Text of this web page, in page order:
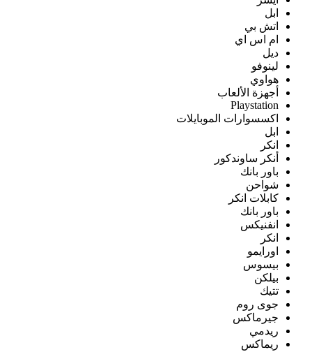
ابل
اتش بي
ام اس اي
ديل
لينوفو
هواوي
أجهزة الألعاب
Playstation
اكسسوارات الموبايلات
ابل
انكر
أنكر ساوندكور
باور بانك
شواحن
كابلات انكر
باور بانك
انفنيكس
انكر
اورايمو
بيسوس
بيلكن
تتيك
جوى روم
جيرماكس
ريدمي
ريماكس